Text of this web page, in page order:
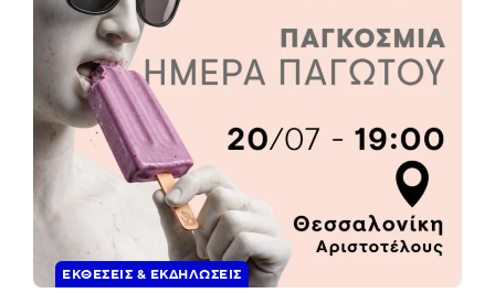
ΕΚΘΈΣΕΙΣ & ΕΚΔΗΛΏΣΕΙΣ